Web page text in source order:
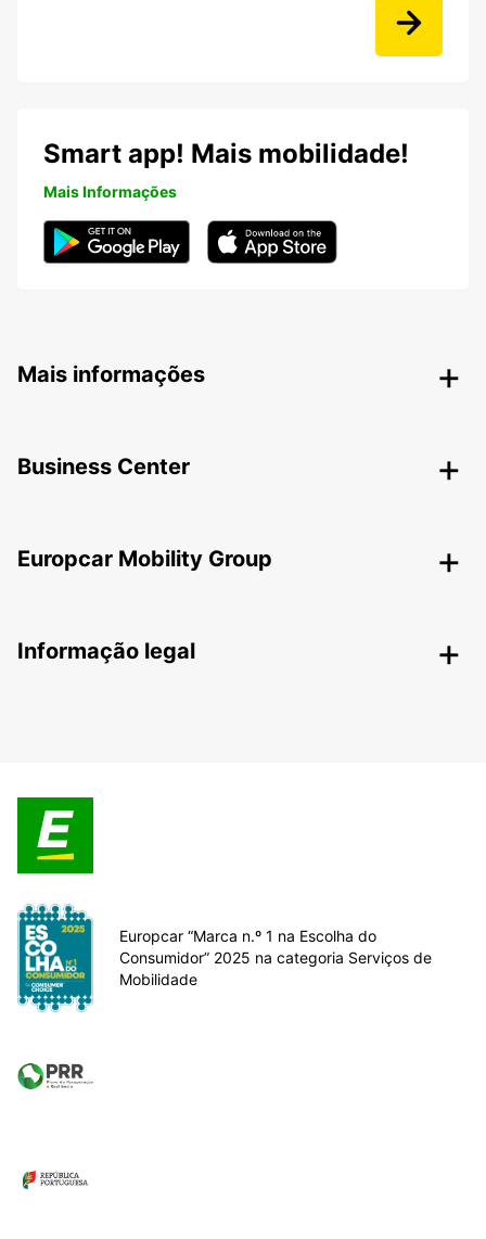
Smart app! Mais mobilidade!
Mais Informações
Mais informações
Business Center
Europcar Mobility Group
Informação legal
Europcar “Marca n.º 1 na Escolha do
Consumidor” 2025 na categoria Serviços de
Mobilidade